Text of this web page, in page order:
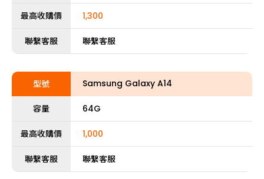
最高收購價 1,300
聯繫客服 聯繫客服
型號 Samsung Galaxy A14
容量 64G
最高收購價 1,000
聯繫客服 聯繫客服